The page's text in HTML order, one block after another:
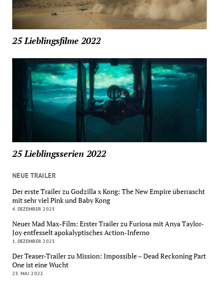
25 Lieblingsfilme 2022
25 Lieblingsserien 2022
NEUE TRAILER
Der erste Trailer zu Godzilla x Kong: The New Empire überrascht
mit sehr viel Pink und Baby Kong
4. DEZEMBER 2023
Neuer Mad Max-Film: Erster Trailer zu Furiosa mit Anya Taylor-
Joy entfesselt apokalyptisches Action-Inferno
1. DEZEMBER 2023
Der Teaser-Trailer zu Mission: Impossible – Dead Reckoning Part
One ist eine Wucht
23. MAI 2022